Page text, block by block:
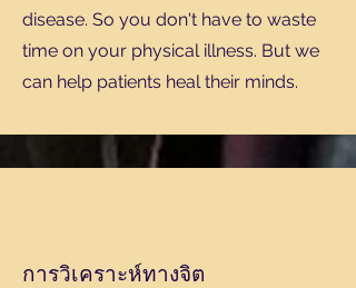
disease. So you don't have to waste
time on your physical illness. But we
can help patients heal their minds.
การวิเคราะห์ทางจิต